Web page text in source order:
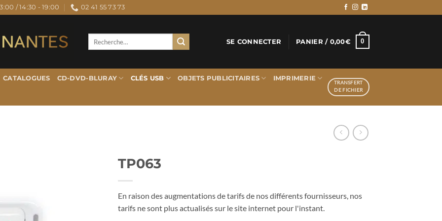
/ 14:30 - 19:00 02 41 55 73 73
SE CONNECTER PANIER / 0,00€ 0
CATALOGUES CD-DVD-BLURAY CLÉS USB OBJETS PUBLICITAIRES IMPRIMERIE
TRANSFERT
DE FICHIER
TP063
En raison des augmentations de tarifs de nos différents fournisseurs, nos
tarifs ne sont plus actualisés sur le site internet pour l'instant.